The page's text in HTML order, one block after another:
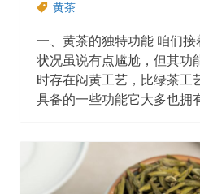
黄茶
一、黄茶的独特功能 咱们
状况虽说有点尴尬，但其功
时存在闷黄工艺，比绿茶工
具备的一些功能它大多也拥